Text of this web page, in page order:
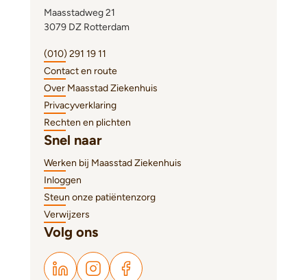
Maasstadweg 21
3079 DZ Rotterdam
(010) 291 19 11
Contact en route
Over Maasstad Ziekenhuis
Privacyverklaring
Rechten en plichten
Snel naar
Werken bij Maasstad Ziekenhuis
Inloggen
Steun onze patiëntenzorg
Verwijzers
Volg ons